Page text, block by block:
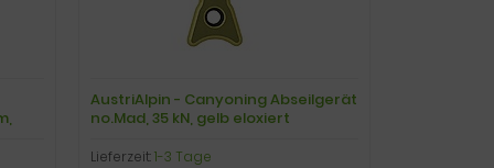
AustriAlpin - Canyoning Abseilgerät
no.Mad, 35 kN, gelb eloxiert
Lieferzeit:1-3 Tage